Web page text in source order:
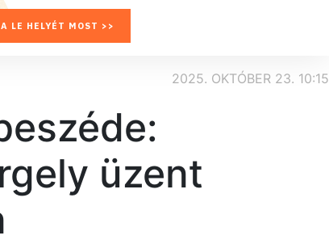
LE HELYÉT MOST >>
2025. OKTÓBER 23. 10:15
üzent